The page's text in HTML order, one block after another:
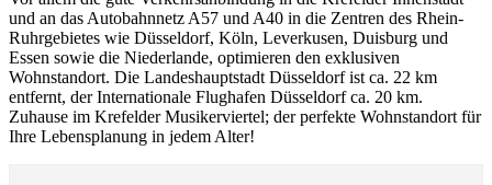
und an das Autobahnnetz A57 und A40 in die Zentren des Rhein-
Ruhrgebietes wie Düsseldorf, Köln, Leverkusen, Duisburg und
Essen sowie die Niederlande, optimieren den exklusiven
Wohnstandort. Die Landeshauptstadt Düsseldorf ist ca. 22 km
entfernt, der Internationale Flughafen Düsseldorf ca. 20 km.
Zuhause im Krefelder Musikerviertel; der perfekte Wohnstandort für
Ihre Lebensplanung in jedem Alter!